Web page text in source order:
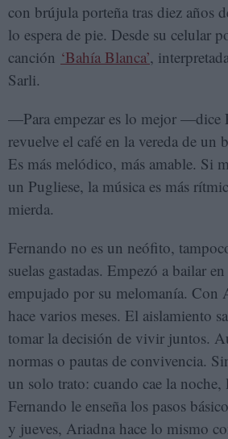
con brújula porteña tras diez años
lo espera de pie. Desde su celular
canción ‘Bahía Blanca’,
Sarli.
—Para empezar es lo mejor —dice
revuelve el café en la vereda de
Es más melódico, más amable. Si
un Pugliese, la música es más
mierda.
Fernando no es un neófito,
suelas gastadas. Empezó a bailar
empujado por su melomanía. Con
hace varios meses. El aislamiento
tomar la decisión de vivir juntos.
normas o pautas de convivencia.
un solo trato: cuando cae la noche,
Fernando le enseña los pasos
y jueves, Ariadna hace lo mismo